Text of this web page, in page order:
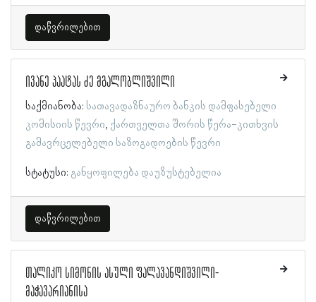
დაწვრილებით
ივანე პაატას ძე მგალობლიშვილი
საქმიანობა: სათავადაზნაურო ბანკის დამფასებელი
კომისიის წევრი ქართველთა შორის წერა-კითხვის
გამავრცელებელი საზოგადოების წევრი
სტატუსი: განყოფილება დაუზუსტებელია
დაწვრილებით
თალიკო სიმონის ასული ფალავანდიშვილი-
მაჭავარიანისა